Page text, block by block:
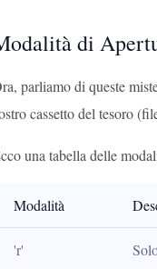
di
parliamo di queste
cassetto del tesoro
una tabella delle
Modalità
'r'